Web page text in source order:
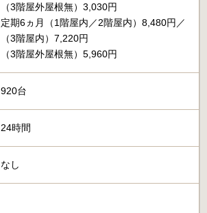
（3階屋外屋根無）3,030円
定期6ヵ月（1階屋内／2階屋内）8,480円／
（3階屋内）7,220円
（3階屋外屋根無）5,960円
920台
24時間
なし